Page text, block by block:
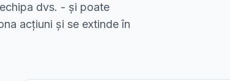
dvs. - și poate
acțiuni și se extinde în